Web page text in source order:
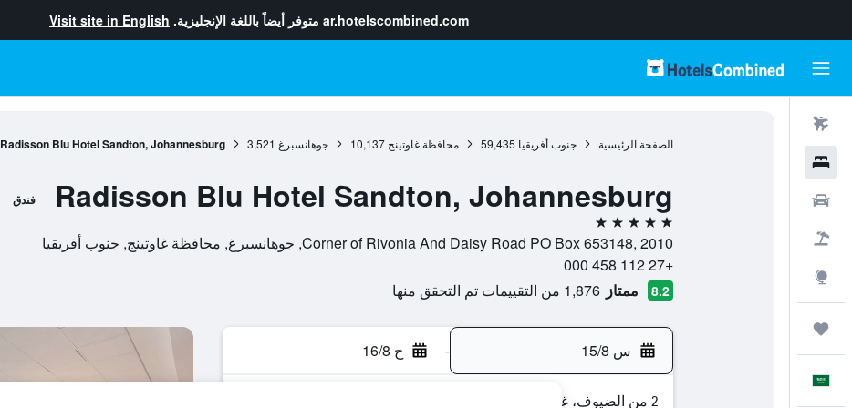
ar.hotelscombined.com متوفر أيضاً باللغة الإنجليزية. Visit site in English
الصفحة الرئيسية جنوب أفريقيا 59,435 محافظة غاوتينج 10,137 جوهانسبرغ 3,521
Radisson Blu Hotel Sandton, Johannesburg
Radisson Blu Hotel Sandton, Johannesburg فندق
5 نجوم
Corner of Rivonia And Daisy Road PO Box 653148, 2010, جوهانسبرغ, محافظة غاوتينج, جنوب أفريقيا
+27 112 458 000
8.2 ممتاز 1,876 من التقييمات تم التحقق منها
س 15/8 - ح 16/8
2 من الضيوف، غرفة واحدة